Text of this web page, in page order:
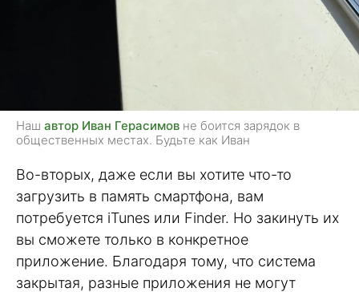
Наш автор Иван Герасимов не боится зарядок в
общественных местах. Будьте как Иван
Во-вторых, даже если вы хотите что-то
загрузить в память смартфона, вам
потребуется iTunes или Finder. Но закинуть их
вы сможете только в конкретное
приложение. Благодаря тому, что система
закрытая, разные приложения не могут